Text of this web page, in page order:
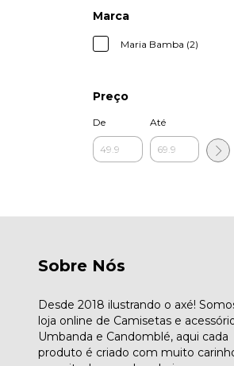
Marca
Maria Bamba (2)
Preço
De Até
Sobre Nós
Desde 2018 ilustrando o axé!
loja online de Camisetas e
Umbanda e Candomblé, aqui cada
produto é criado com muito